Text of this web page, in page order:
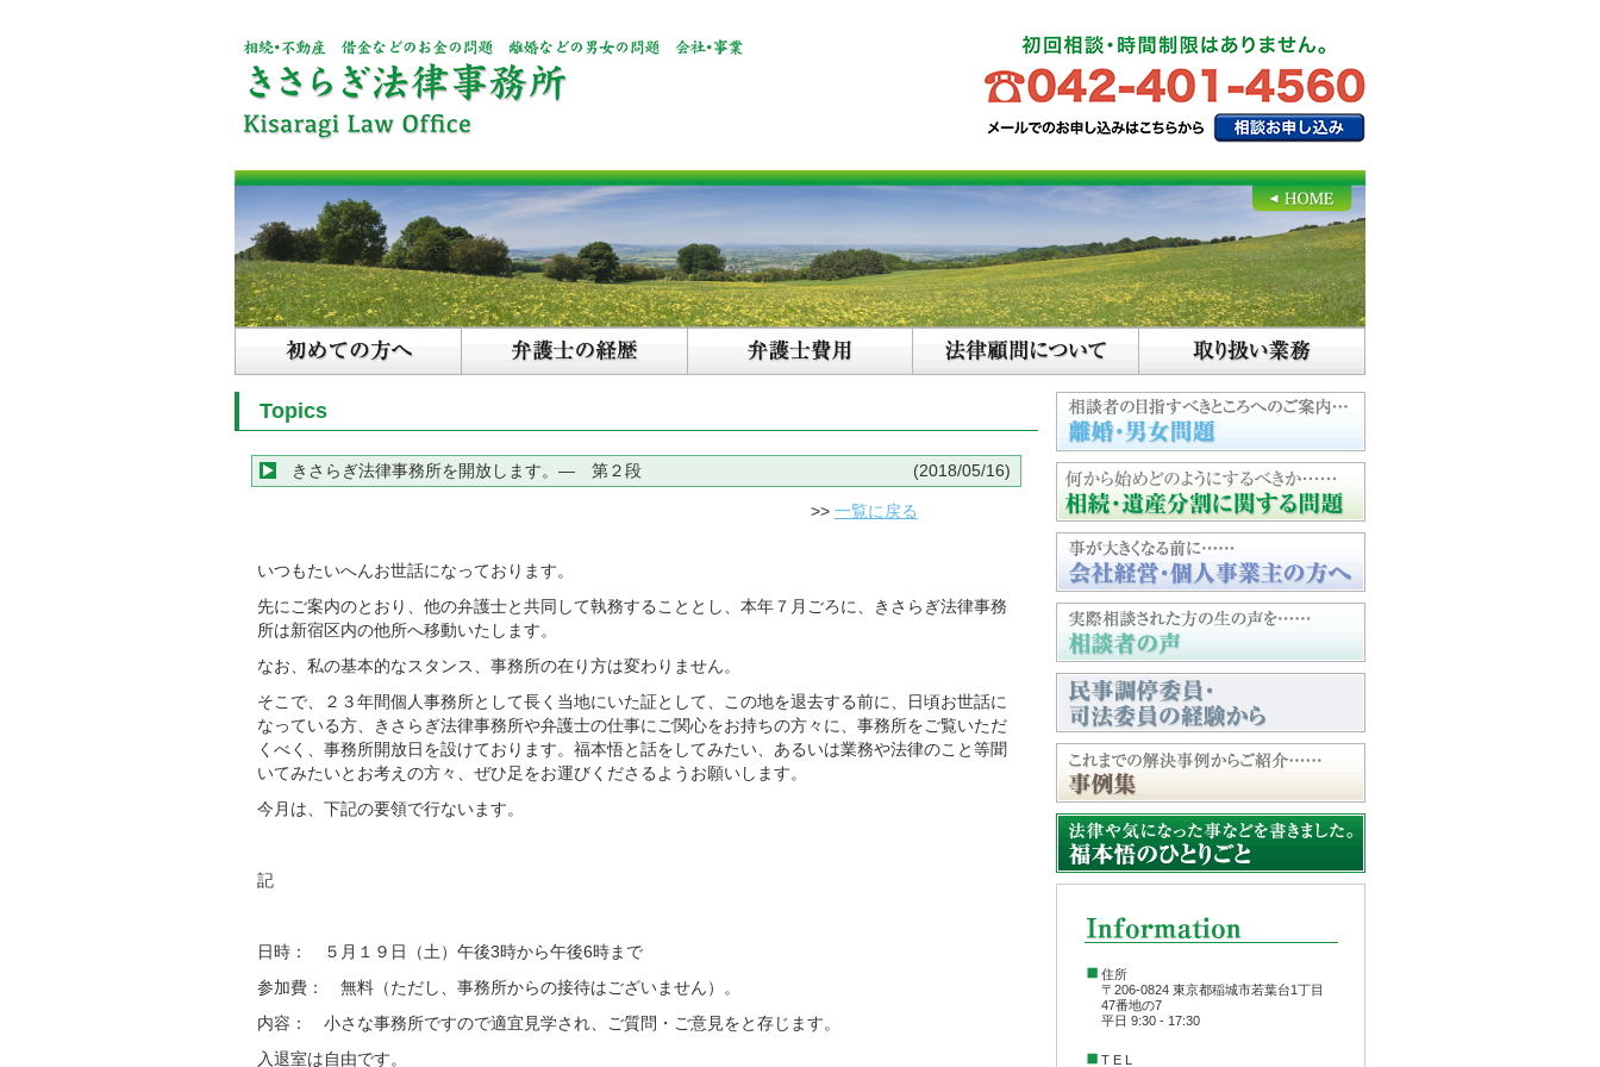
Topics
きさらぎ法律事務所を開放します。― 第２段 (2018/05/16)
>> 一覧に戻る
いつもたいへんお世話になっております。
先にご案内のとおり、他の弁護士と共同して執務することとし、本年７月ごろに、きさらぎ法律事務
所は新宿区内の他所へ移動いたします。
なお、私の基本的なスタンス、事務所の在り方は変わりません。
そこで、２３年間個人事務所として長く当地にいた証として、この地を退去する前に、日頃お世話に
なっている方、きさらぎ法律事務所や弁護士の仕事にご関心をお持ちの方々に、事務所をご覧いただ
くべく、事務所開放日を設けております。福本悟と話をしてみたい、あるいは業務や法律のこと等聞
いてみたいとお考えの方々、ぜひ足をお運びくださるようお願いします。
今月は、下記の要領で行ないます。
記
日時： ５月１９日（土）午後3時から午後6時まで
参加費： 無料（ただし、事務所からの接待はございません）。
内容： 小さな事務所ですので適宜見学され、ご質問・ご意見をと存じます。
入退室は自由です。
住所
〒206-0824 東京都稲城市若葉台1丁目
47番地の7
平日 9:30 - 17:30
T E L